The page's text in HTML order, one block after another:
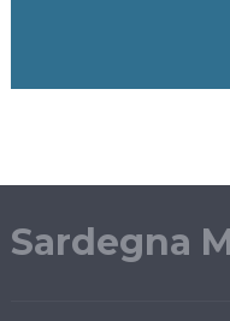
Sardegna